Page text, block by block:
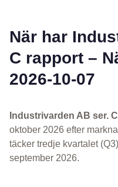
När har
C rapport –
2026-10-07
Industrivarden AB ser. C
oktober 2026 efter
täcker tredje kvartalet
september 2026.